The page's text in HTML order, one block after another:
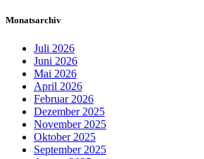
Monatsarchiv
Juli 2026
Juni 2026
Mai 2026
April 2026
Februar 2026
Dezember 2025
November 2025
Oktober 2025
September 2025